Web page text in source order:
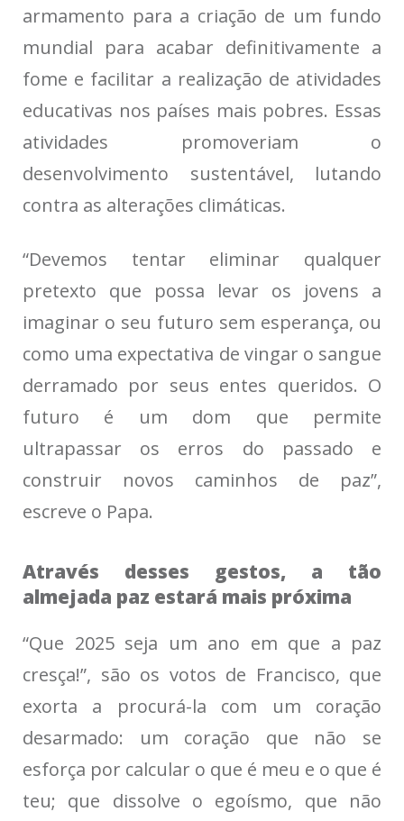
armamento para a criação de um fundo
mundial para acabar definitivamente a
fome e facilitar a realização de atividades
educativas nos países mais pobres. Essas
atividades promoveriam o
desenvolvimento sustentável, lutando
contra as alterações climáticas.
“Devemos tentar eliminar qualquer
pretexto que possa levar os jovens a
imaginar o seu futuro sem esperança, ou
como uma expectativa de vingar o sangue
derramado por seus entes queridos. O
futuro é um dom que permite
ultrapassar os erros do passado e
construir novos caminhos de paz”,
escreve o Papa.
Através desses gestos, a tão
almejada paz estará mais próxima
“Que 2025 seja um ano em que a paz
cresça!”, são os votos de Francisco, que
exorta a procurá-la com um coração
desarmado: um coração que não se
esforça por calcular o que é meu e o que é
teu; que dissolve o egoísmo, que não